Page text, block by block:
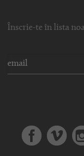
Înscrie-te în lista